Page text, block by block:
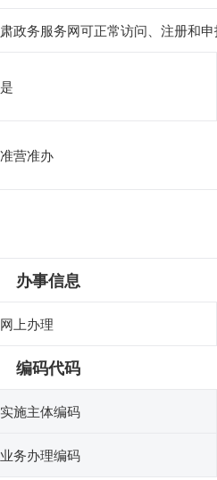
政务服务网可正常访问、注册和
是
准营准办
办事信息
网上办理
编码代码
实施主体编码
业务办理编码